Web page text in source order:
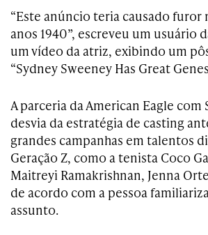
“Este anúncio teria causado furor
anos 1940”, escreveu um usuário
um vídeo da atriz, exibindo um
“Sydney Sweeney Has Great
A parceria da American Eagle com
desvia da estratégia de casting
grandes campanhas em talentos
Geração Z, como a tenista Coco
Maitreyi Ramakrishnan, Jenna
de acordo com a pessoa
assunto.